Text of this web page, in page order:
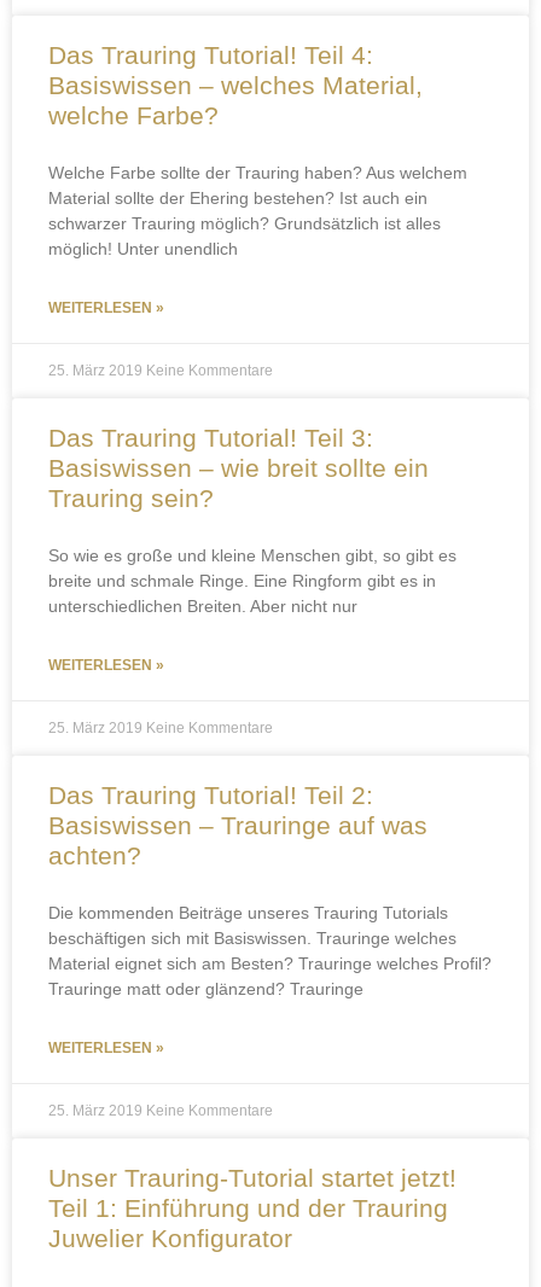
Das Trauring Tutorial! Teil 4:
Basiswissen – welches Material,
welche Farbe?
Welche Farbe sollte der Trauring haben? Aus welchem
Material sollte der Ehering bestehen? Ist auch ein
schwarzer Trauring möglich? Grundsätzlich ist alles
möglich! Unter unendlich
WEITERLESEN »
25. März 2019 Keine Kommentare
Das Trauring Tutorial! Teil 3:
Basiswissen – wie breit sollte ein
Trauring sein?
So wie es große und kleine Menschen gibt, so gibt es
breite und schmale Ringe. Eine Ringform gibt es in
unterschiedlichen Breiten. Aber nicht nur
WEITERLESEN »
25. März 2019 Keine Kommentare
Das Trauring Tutorial! Teil 2:
Basiswissen – Trauringe auf was
achten?
Die kommenden Beiträge unseres Trauring Tutorials
beschäftigen sich mit Basiswissen. Trauringe welches
Material eignet sich am Besten? Trauringe welches Profil?
Trauringe matt oder glänzend? Trauringe
WEITERLESEN »
25. März 2019 Keine Kommentare
Unser Trauring-Tutorial startet jetzt!
Teil 1: Einführung und der Trauring
Juwelier Konfigurator